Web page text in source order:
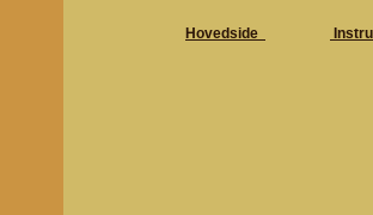
Hovedside